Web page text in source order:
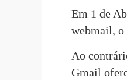
Em 1 de
webmail, o
Ao
Gmail